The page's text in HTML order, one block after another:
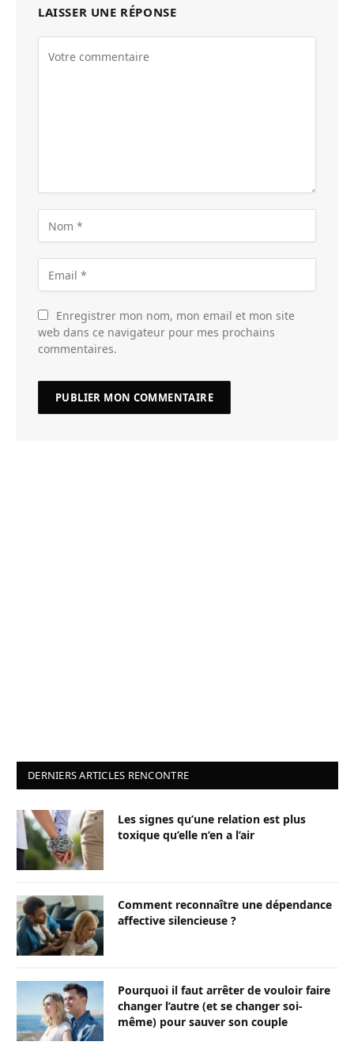
LAISSER UNE RÉPONSE
Enregistrer mon nom, mon email et mon site
web dans ce navigateur pour mes prochains
commentaires.
DERNIERS ARTICLES RENCONTRE
Les signes qu’une relation est plus
toxique qu’elle n’en a l’air
Comment reconnaître une dépendance
affective silencieuse ?
Pourquoi il faut arrêter de vouloir faire
changer l’autre (et se changer soi-
même) pour sauver son couple